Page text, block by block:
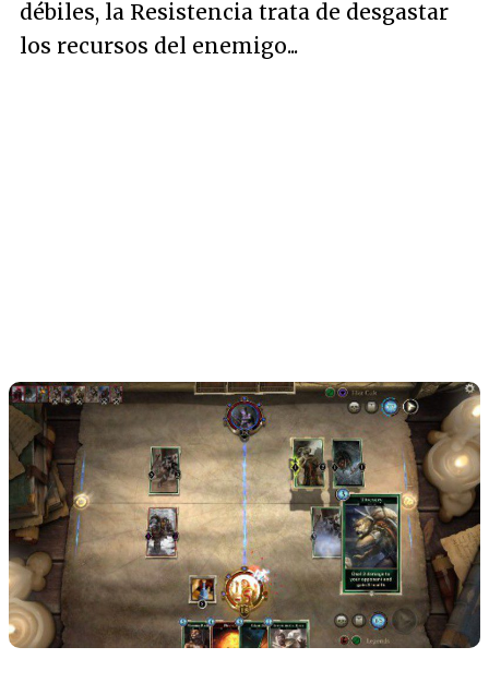
débiles, la Resistencia trata de desgastar
los recursos del enemigo...